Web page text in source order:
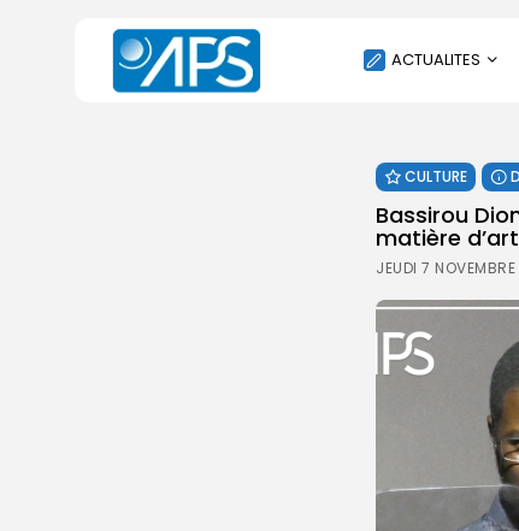
ACTUALITES
SOCIÉTÉ
ÉCONOMIE
CULTURE
ENVIRONNEMENT
INTERNATIONAL
CULTURE
Bassirou
matière
JEUDI 7